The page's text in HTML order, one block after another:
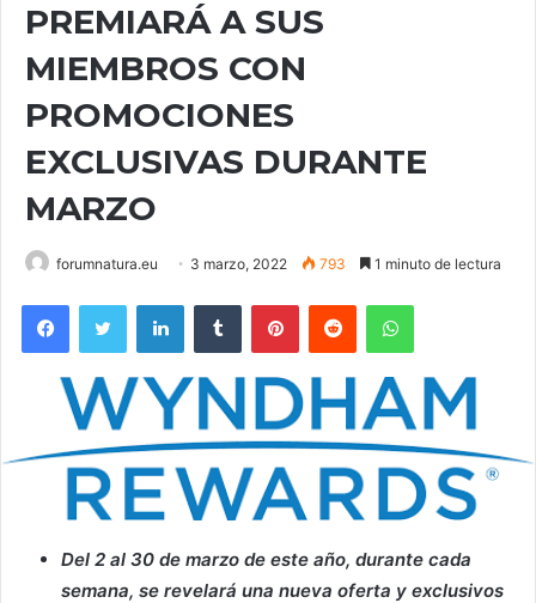
PREMIARÁ A SUS
MIEMBROS CON
PROMOCIONES
EXCLUSIVAS DURANTE
MARZO
forumnatura.eu 3 marzo, 2022 793 1 minuto de lectura
FacebookTwitter LinkedInTumblr PinterestReddit WhatsApp
Del 2 al 30 de marzo de este año, durante cada
semana, se revelará una nueva oferta y exclusivos